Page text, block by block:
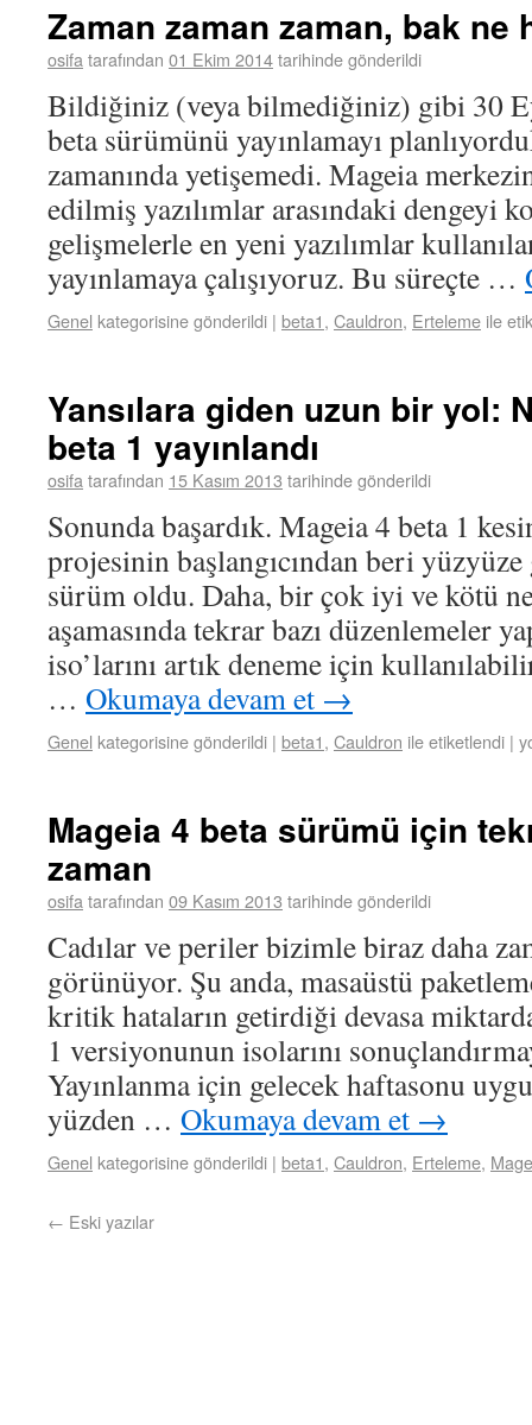
Zaman zaman zaman, bak ne
osifa tarafından 01 Ekim 2014tarihinde gönderildi
Bildiğiniz (veya bilmediğiniz) gibi 30
beta sürümünü yayınlamayı
zamanında yetişemedi. Mageia
edilmiş yazılımlar arasındaki dengeyi
gelişmelerle en yeni yazılımlar
yayınlamaya çalışıyoruz. Bu süreçte …
Genel kategorisine gönderildi | beta1, Cauldron, Erteleme ile
Yansılara giden uzun bir yol:
beta 1 yayınlandı
osifa tarafından 15 Kasım 2013 tarihinde gönderildi
Sonunda başardık. Mageia 4 beta 1
projesinin başlangıcından beri
sürüm oldu. Daha, bir çok iyi ve kötü
aşamasında tekrar bazı düzenlemeler
iso’larını artık deneme için
… Okumaya devam et →
Genel kategorisine gönderildi | beta1, Cauldron ile etiketlendi |
Mageia 4 beta sürümü için
zaman
osifa tarafından 09 Kasım 2013 tarihinde gönderildi
Cadılar ve periler bizimle biraz daha
görünüyor. Şu anda, masaüstü
kritik hataların getirdiği devasa
1 versiyonunun isolarını
Yayınlanma için gelecek haftasonu
yüzden … Okumaya devam et →
Genel kategorisine gönderildi | beta1, Cauldron, Erteleme,
← Eski yazılar